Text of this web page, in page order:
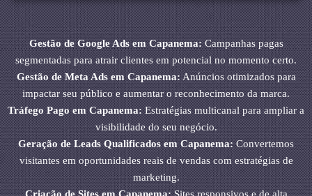
Gestão de Google Ads em Capanema:Campanhas pagas
segmentadas para atrair clientes em potencial no momento certo.
Gestão de Meta Ads em Capanema:Anúncios otimizados para
impactar seu público e aumentar o reconhecimento da marca.
Tráfego Pago em Capanema:Estratégias multicanal para ampliar a
visibilidade do seu negócio.
Geração de Leads Qualificados em Capanema:Convertemos
visitantes em oportunidades reais de vendas com estratégias de
marketing.